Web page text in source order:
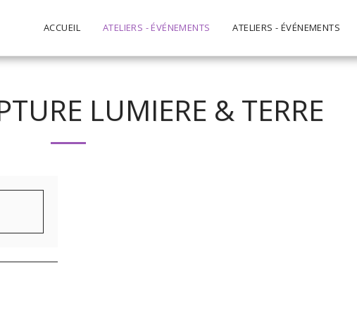
ACCUEIL ATELIERS - ÉVÉNEMENTS ATELIERS - ÉVÉNEMENTS
LUMIERE & TERRE